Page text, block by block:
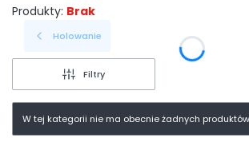
Produkty: Brak
Holowanie
Filtry
W tej kategorii nie ma obecnie żadnych produktów